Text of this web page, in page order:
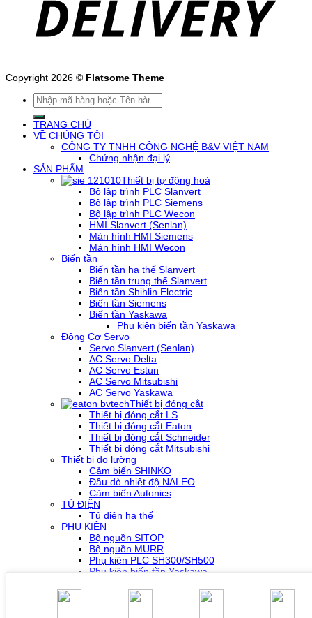
Copyright 2026 © Flatsome Theme
Tìm
kiếm:
TRANG CHỦ
VỀ CHÚNG TÔI
CÔNG TY TNHH CÔNG NGHỆ B&V VIỆT NAM
Chứng nhận đại lý
SẢN PHẨM
Thiết bị tự động hoá
Bộ lập trình PLC Slanvert
Bộ lập trình PLC Siemens
Bộ lập trình PLC Wecon
HMI Slanvert (Senlan)
Màn hình HMI Siemens
Màn hình HMI Wecon
Biến tần
Biến tần hạ thế Slanvert
Biến tần trung thế Slanvert
Biến tần Shihlin Electric
Biến tần Siemens
Biến tần Yaskawa
Phụ kiện biến tần Yaskawa
Động Cơ Servo
Servo Slanvert (Senlan)
AC Servo Delta
AC Servo Estun
AC Servo Mitsubishi
AC Servo Yaskawa
Thiết bị đóng cắt
Thiết bị đóng cắt LS
Thiết bị đóng cắt Eaton
Thiết bị đóng cắt Schneider
Thiết bị đóng cắt Mitsubishi
Thiết bị đo lường
Cảm biến SHINKO
Đầu dò nhiệt độ NALEO
Cảm biến Autonics
TỦ ĐIỆN
Tủ điện hạ thế
PHỤ KIỆN
Bộ nguồn SITOP
Bộ nguồn MURR
Phụ kiện PLC SH300/SH500
Phụ kiện biến tần Yaskawa
Phụ kiện Servo Sigma 7
HỖ TRỢ KỸ THUẬT